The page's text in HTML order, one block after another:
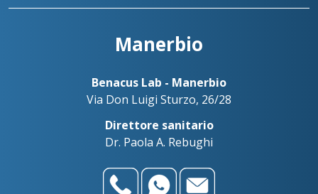
Manerbio
Benacus Lab - Manerbio
Via Don Luigi Sturzo, 26/28
Direttore sanitario
Dr. Paola A. Rebughi